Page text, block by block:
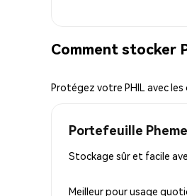
Comment stocker
Protégez votre PHIL avec les
Portefeuille
Stockage sûr et facile
Meilleur pourusage